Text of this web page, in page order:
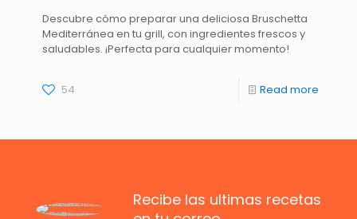
Descubre cómo preparar una deliciosa Bruschetta
Mediterránea en tu grill, con ingredientes frescos y
saludables. ¡Perfecta para cualquier momento!
54 Read more
Recibe las ultimas recetas